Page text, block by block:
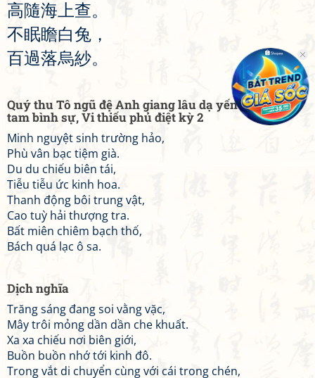
高隨海 上查。
不眠瞻白兔 ，
百過落烏紗。
Quý thu Tô ngũ đệ Anh giang lâu dạ yến Thôi thập
tam bình sự, Vi thiếu phủ điệt kỳ 2
Minh nguyệt sinh trường hảo,
Phù vân bạc tiệm già.
Du du chiếu biên tái,
Tiễu tiễu ức kinh hoa.
Thanh động bôi trung vật,
Cao tuỳ hải thượng tra.
Bất miên chiêm bạch thố,
Bách quá lạc ô sa.
Dịch nghĩa
Trăng sáng đang soi vằng vặc,
Mây trôi mỏng dần dần che khuất.
Xa xa chiếu nơi biên giới,
Buồn buồn nhớ tới kinh đô.
Trong vắt di chuyển cùng với cái trong chén,